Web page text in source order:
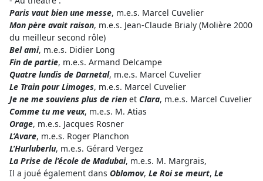
Paris vaut bien une messe, m.e.s. Marcel Cuvelier
Mon père avait raison, m.e.s. Jean-Claude Brialy (Molière 2000
du meilleur second rôle)
Bel ami, m.e.s. Didier Long
Fin de partie, m.e.s. Armand Delcampe
Quatre lundis de Darnetal, m.e.s. Marcel Cuvelier
Le Train pour Limoges, m.e.s. Marcel Cuvelier
Je ne me souviens plus de rien et Clara, m.e.s. Marcel Cuvelier
Comme tu me veux, m.e.s. M. Atias
Orage, m.e.s. Jacques Rosner
L’Avare, m.e.s. Roger Planchon
L’Hurluberlu, m.e.s. Gérard Vergez
La Prise de l’école de Madubai, m.e.s. M. Margrais,
Il a joué également dans Oblomov, Le Roi se meurt, Le